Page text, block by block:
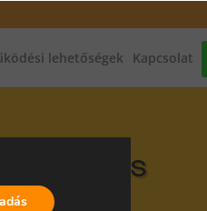
lehetőségek Kapcsolat